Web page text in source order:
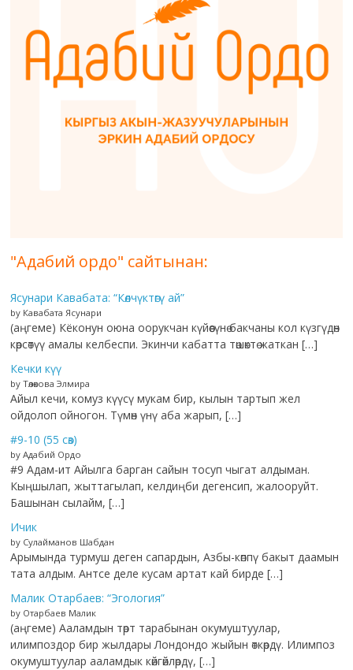
"Адабий ордо" сайтынан:
Ясунари Кавабата: “Көлчүктөгү ай”
by Кавабата Ясунари
(аңгеме) Кёконун оюна оорукчан күйөөсүнө бакчаны кол күзгүдөн
көрсөтүү амалы келбеспи. Экинчи кабатта төшөктө жаткан […]
Кечки күү
by Төлөкова Элмира
Айыл кечи, комуз күүсү мукам бир, кылын тартып жел
ойдолоп ойногон. Түмөн үнү аба жарып, […]
#9-10 (55 сөз)
by Адабий Ордо
#9 Адам-ит Айылга барган сайын тосуп чыгат алдыман.
Кыңшылап, жыттагылап, келдиңби дегенсип, жалооруйт.
Башынан сылайм, […]
Ичик
by Сулайманов Шабдан
Арымында турмуш деген сапардын, Азбы-көппү бакыт даамын
тата алдым. Антсе деле кусам артат кай бирде […]
Малик Отарбаев: “Эгология”
by Отарбаев Малик
(аңгеме) Ааламдын төрт тарабынан окумуштуулар,
илимпоздор бир жылдары Лондондо жыйын өткөрдү. Илимпоз
окумуштуулар ааламдык көйгөйлөрдү, […]